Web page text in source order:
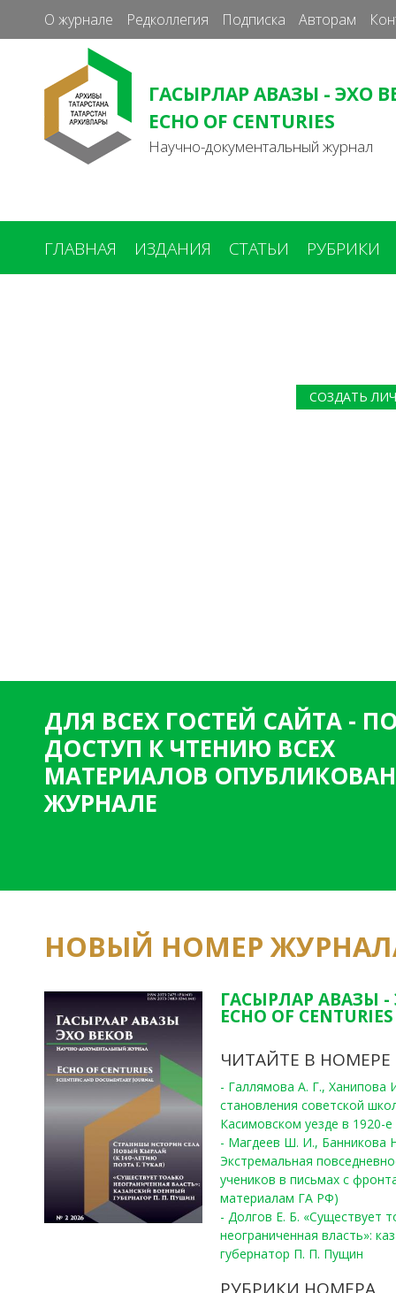
О журнале Редколлегия Подписка Авторам
ГАСЫРЛАР АВАЗЫ - ЭХО
ECHO OF CENTURIES
Научно-документальный журнал
ГЛАВНАЯ ИЗДАНИЯ СТАТЬИ РУБРИКИ
СОЗДАТЬ
ДЛЯ ВСЕХ ГОСТЕЙ САЙТА -
ДОСТУП К ЧТЕНИЮ ВСЕХ
МАТЕРИАЛОВ
ЖУРНАЛЕ
НОВЫЙ НОМЕР
ГАСЫРЛАР АВАЗЫ -
ECHO OF
ЧИТАЙТЕ В НОМЕРЕ
- Галлямова А. Г.,
становления советской
Касимовском уезде в 1920-е
- Магдеев Ш. И., Банникова
Экстремальная
учеников в письмах с
материалам ГА РФ)
- Долгов Е. Б. «Существует
неограниченная власть»:
губернатор П. П. Пущин